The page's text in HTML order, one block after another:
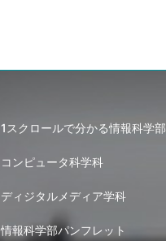
1スクロールで分かる情報科学部
コンピュータ科学科
ディジタルメディア学科
情報科学部パンフレット